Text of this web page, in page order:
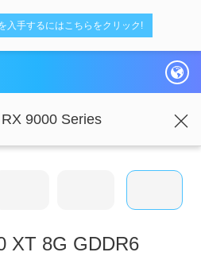
入手するにはこちらをクリック!
9000 Series
XT 8G GDDR6